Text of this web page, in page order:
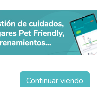
Continuar viendo